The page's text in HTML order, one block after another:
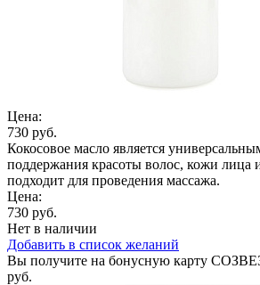
Цена:
730 руб.
Кокосовое масло является
поддержания красоты волос, кожи лица
подходит для проведения массажа.
Цена:
730 руб.
Нет в наличии
Добавить в список желаний
Вы получите на бонусную карту
руб.